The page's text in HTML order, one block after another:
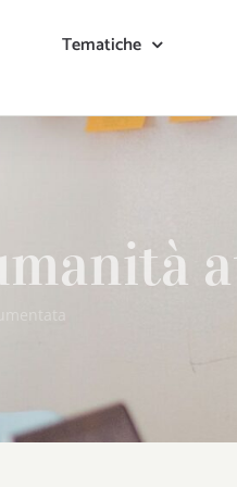
Tematiche